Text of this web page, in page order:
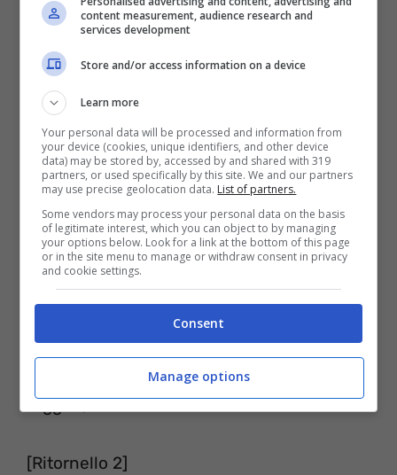
[Verso 1]
Mi spiace non ho i soldi, non sto cercando
di essere divertente ma oggi ho lasciato
tutto a casa
Puoi chiamarmi come ti pare non ti darò un
solo dollaro, stavolta non scapperò,
scapperò, scapperò
Potresti mettermi al tappeto, potresti
picchiarmi, tuttavia mi rialzerò nuovamente
Puoi chiamarlo come vuoi, non ti darò un
solo dollaro, stavolta non fuggirò, fuggirò,
fuggirò,
[Ritornello 2]
content measurement, audience research and
services development
Store and/or access information on a device
Learn more
Your personal data will be processed and information from
your device (cookies, unique identifiers, and other device
data) may be stored by, accessed by and shared with 319
partners, or used specifically by this site. We and our partners
may use precise geolocation data. List of partners.
Some vendors may process your personal data on the basis
of legitimate interest, which you can object to by managing
your options below. Look for a link at the bottom of this page
or in the site menu to manage or withdraw consent in privacy
and cookie settings.
Consent
Manage options